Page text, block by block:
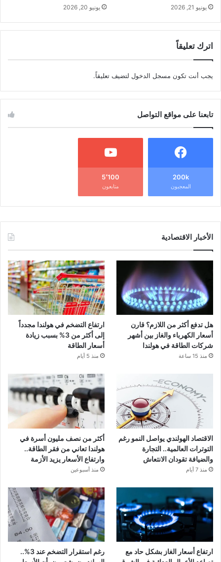
يونيو 21, 2026 يونيو 20, 2026
اترك تعليقاً
يجب أنت تكون مسجل الدخول لتضيف تعليقاً.
تابعنا على مواقع التواصل
200k
المعجبون
5٬100
متابعون
الأخبار الاقتصادية
هل تدفع أكثر من اللازم؟ قارن
أسعار الكهرباء والغاز بين أشهر
شركات الطاقة في هولندا
منذ 15 ساعة
ارتفاع التضخم في هولندا مجدداً
إلى أكثر من 3% بسبب زيادة
أسعار الطاقة
منذ 5 أيام
الاقتصاد الهولندي يواصل النمو رغم
التوترات العالمية.. التجارة
والضيافة تقودان الانتعاش
منذ 7 أيام
أكثر من نصف مليون أسرة في
هولندا تعاني من فقر الطاقة..
وارتفاع الأسعار يزيد الأزمة
منذ أسبوعين
ارتفاع أسعار الغاز بشكل حاد مع
رغم استقرار التضخم عند 3%..